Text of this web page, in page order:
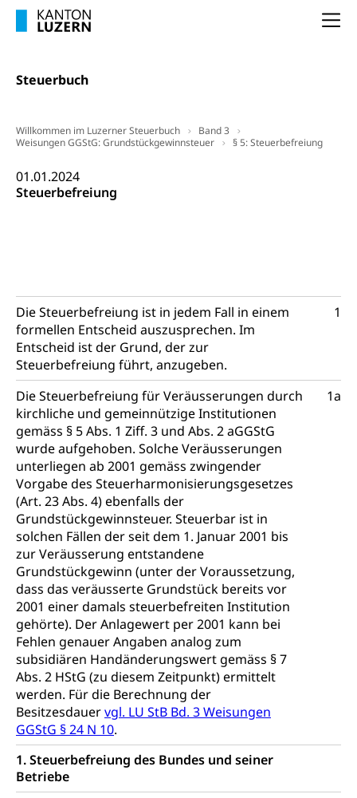
Steuerbuch
Willkommen im Luzerner Steuerbuch
Band 3
Weisungen GGStG: Grundstückgewinnsteuer
§ 5: Steuerbefreiung
01.01.2024
Steuerbefreiung
Die Steuerbefreiung ist in jedem Fall in einem
formellen Entscheid auszusprechen. Im
Entscheid ist der Grund, der zur
Steuerbefreiung führt, anzugeben.
1
Die Steuerbefreiung für Veräusserungen durch
kirchliche und gemeinnützige Institutionen
gemäss § 5 Abs. 1 Ziff. 3 und Abs. 2 aGGStG
wurde aufgehoben. Solche Veräusserungen
unterliegen ab 2001 gemäss zwingender
Vorgabe des Steuerharmonisierungsgesetzes
(Art. 23 Abs. 4) ebenfalls der
Grundstückgewinnsteuer. Steuerbar ist in
solchen Fällen der seit dem 1. Januar 2001 bis
zur Veräusserung entstandene
Grundstückgewinn (unter der Voraussetzung,
dass das veräusserte Grundstück bereits vor
2001 einer damals steuerbefreiten Institution
gehörte). Der Anlagewert per 2001 kann bei
Fehlen genauer Angaben analog zum
subsidiären Handänderungswert gemäss § 7
Abs. 2 HStG (zu diesem Zeitpunkt) ermittelt
werden. Für die Berechnung der
Besitzesdauervgl. LU StB Bd. 3 Weisungen
GGStG § 24 N 10.
1a
1. Steuerbefreiung des Bundes und seiner
Betriebe
Cassis-deDijon-Prinzip
Unfallversicherung, Berufsunfallversicherung,
Krankheit, Unfall, Prämienverbilligung,
Krankenversicherung (WAS Luzern)
Obligatorische Krankenversicherung (WAS
Lebensmittelsicherheit
Lebensmittelhygiene, Produktesicherheit
Darmkrebsvorsorge
Kantonales Tabakpräventionsprogramm
Gesundheitsförderung
Prävention (Polizei)
Suchtprävention
Gesundheitsversorgung
Soziale Sicherheit
Sozialversicherungen, Sozialpolitik,
Arbeitslosenversicherung,
Mutterschaftsversicherung, Krankenversicherung,
Unfallversicherung, Invalidenversicherung,
Sozialhilfe
Kranken- und Unfallversicherung
(gruezi.lu.ch)
Krankenversicherung (WAS Luzern)
Existenzsicherung - Sozialhilfe
Soziales und Gesellschaft (Dienststelle)
Opferhilfe
Arbeitslosenversicherung (WAS Luzern)
Invalidenversicherung (WAS Luzern)
Soziale Sicherheit
Sucht und Drogen
Drogenabhängigkeit, Drogensucht,
Medikamentenabhängigkeit,
Arzneimittelabhängigkeit, Suchtkrankheit,
Drogenabhängige, Drogensüchtige,
Betäubungsmittel, Suchtmittel, Psychopharmaka
Fachstelle Sucht Region Luzern
Drogen (Polizei)
Sucht
Gesundheitsversorgung
Gesundheitsversorgung, Spital, Pflegeinitiative,
Ambulant vor stationär, AVOS, Patientendossier
Gesundheitsversorgung
AHV / IV
Altersrente, Invalidenrente, Witwenrente,
Sozialversicherung, Vorsorgeeinrichtung,
Pensionskasse, erste Säule, zweite Säule, dritte
Säule, Hilflosenentschädigung,
Ergänzungsleistungen, Altersvorsorge,
Todesfallversicherung
Hilfslosenentschädigung (WAS Luzern)
Behinderung